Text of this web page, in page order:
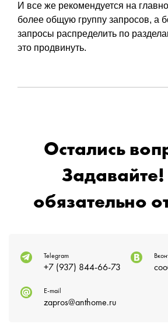
И все же рекомендуется на
более общую группу запросов, а
запросы распределить по
это продвинуть.
Остались
обязательно
Telegram
+7 (937) 844-66-73
E-mail
zapros@anthome.ru